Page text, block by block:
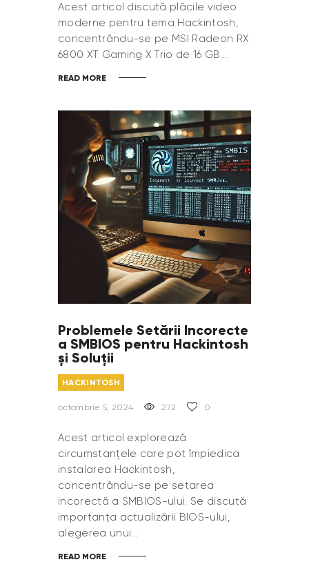
Acest articol discută plăcile video
moderne pentru tema Hackintosh,
concentrându-se pe MSI Radeon RX
6800 XT Gaming X Trio de 16 GB.…
READ MORE
Problemele Setării Incorecte
a SMBIOS pentru Hackintosh
și Soluții
HACKINTOSH
octombrie 5, 2024 272 0
Acest articol explorează
circumstanțele care pot împiedica
instalarea Hackintosh,
concentrându-se pe setarea
incorectă a SMBIOS-ului. Se discută
importanța actualizării BIOS-ului,
alegerea unui…
READ MORE